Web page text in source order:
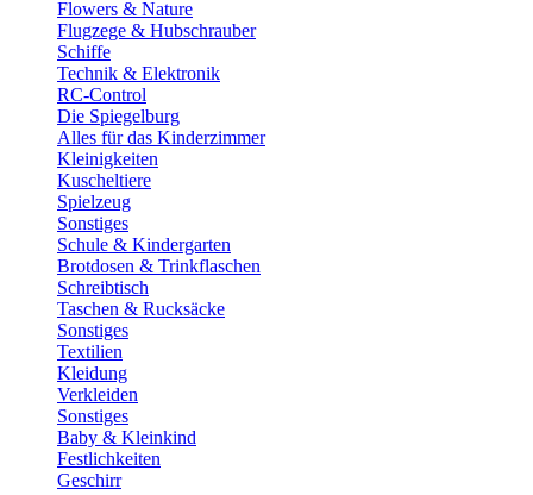
Flowers & Nature
Flugzege & Hubschrauber
Schiffe
Technik & Elektronik
RC-Control
Die Spiegelburg
Alles für das Kinderzimmer
Kleinigkeiten
Kuscheltiere
Spielzeug
Sonstiges
Schule & Kindergarten
Brotdosen & Trinkflaschen
Schreibtisch
Taschen & Rucksäcke
Sonstiges
Textilien
Kleidung
Verkleiden
Sonstiges
Baby & Kleinkind
Festlichkeiten
Geschirr